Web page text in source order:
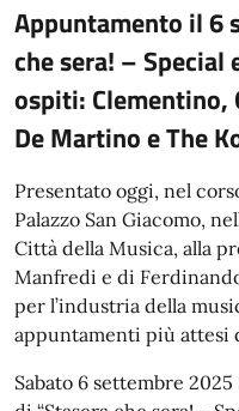
Appuntamento il 6
che sera! –
ospiti: Clementino,
De Martino e The
Presentato oggi, nel
Palazzo San Giacomo,
Città della Musica, alla
Manfredi e di
per l’industria della
appuntamenti più attesi
Sabato 6 settembre